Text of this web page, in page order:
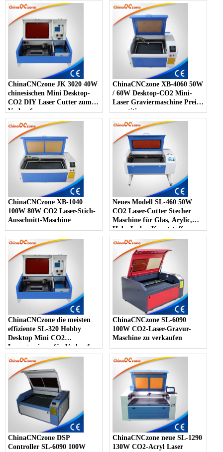
ChinaCNCzone JK 3020 40W
chinesischen Mini Desktop-
CO2 DIY Laser Cutter zum
Verkauf
ChinaCNCzone XB-4060 50W
/ 60W Desktop-CO2 Mini-
Laser Graviermaschine Preis
cometitive
ChinaCNCzone XB-1040
100W 80W CO2 Laser-Stich-
Ausschnitt-Maschine
Neues Modell SL-460 50W
CO2 Laser-Cutter Stecher
Maschine für Glas, Arylic,
Holz, Leder, Kunststoff
ChinaCNCzone die meisten
effiziente SL-320 Hobby
Desktop Mini CO2
Lasergravierer für Verkauf
ChinaCNCzone SL-6090
100W CO2-Laser-Gravur-
Maschine zu verkaufen
ChinaCNCzone DSP
Controller SL-6090 100W
ChinaCNCzone neue SL-1290
130W CO2-Acryl Laser